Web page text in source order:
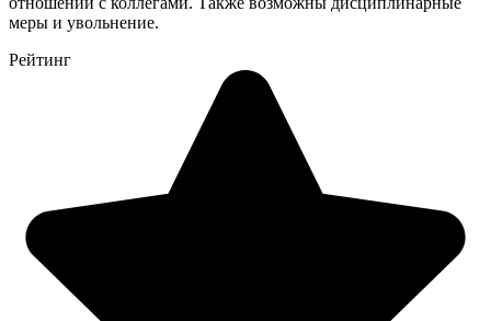
меры и увольнение.
Рейтинг